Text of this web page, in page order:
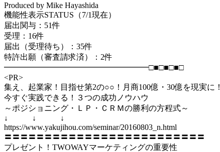
Produced by Mike Hayashida
機能性表示STATUS（7/1現在）
届出関与：51件
受理：16件
届出（受理待ち）：35件
特許出願（審査請求済）：2件
━━━━━━━━━━━━━━━━━━□■□■□■□
<PR>
集え、起業家！目指せ第2の○○！月商100億・30億を現実に！
今すぐ実践できる！３つの成功ノウハウ
～ポジショニング・ＬＰ・ＣＲＭの勝利の方程式～
↓ ↓ ↓
https://www.yakujihou.com/seminar/20160803_n.html
〓〓〓〓〓〓〓〓〓〓〓〓〓〓〓〓〓〓〓〓〓〓〓〓〓
プレゼント！TWOWAYマーケティングの重要性